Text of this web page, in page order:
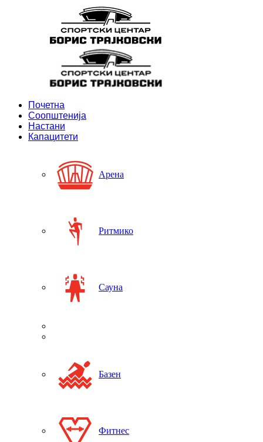
Почетна
Соопштенија
Настани
Капацитети
Арена
Ритмико
Сауна
Базен
Фитнес